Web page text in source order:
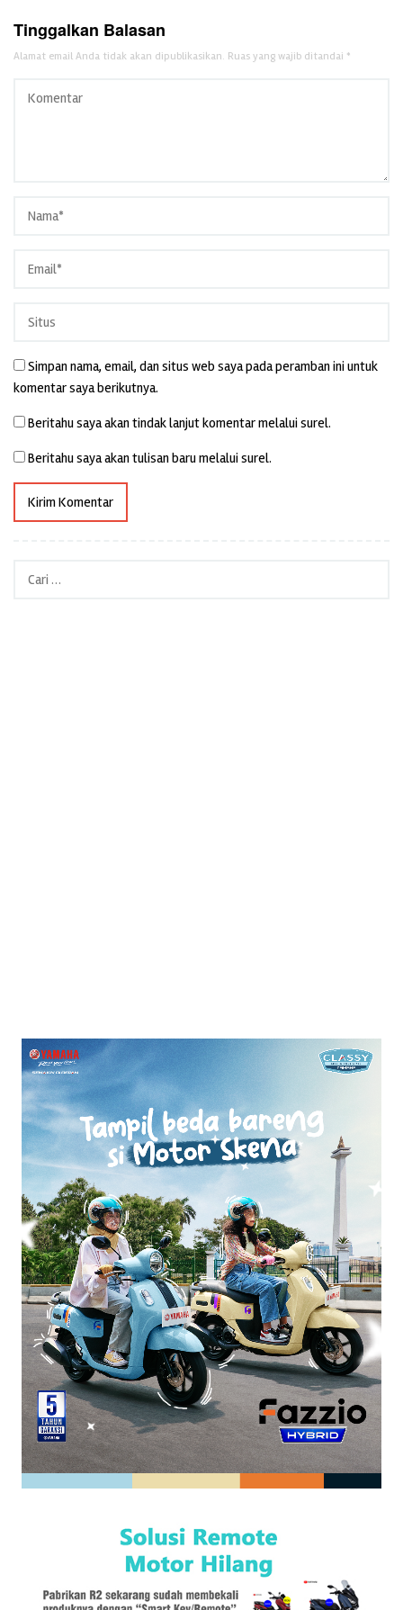
Tinggalkan Balasan
Alamat email Anda tidak akan dipublikasikan. Ruas yang wajib ditandai *
Simpan nama, email, dan situs web saya pada peramban ini untuk
komentar saya berikutnya.
Beritahu saya akan tindak lanjut komentar melalui surel.
Beritahu saya akan tulisan baru melalui surel.